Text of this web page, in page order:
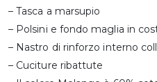
– Tasca a marsupio
– Polsini e fondo maglia in
– Nastro di rinforzo interno
– Cuciture ribattute